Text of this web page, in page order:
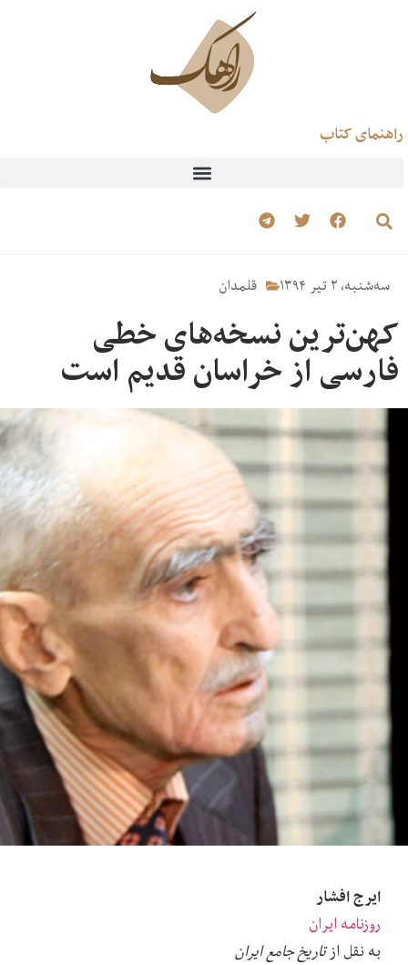
راهنمای کتاب
سه‌شنبه، ۲ تیر ۱۳۹۴ قلمدان
کهن‌ترین نسخه‌های خطی
فارسی از خراسان قدیم است
ایرج افشار
روزنامه ایران
به نقل ازتاریخ جامع ایران